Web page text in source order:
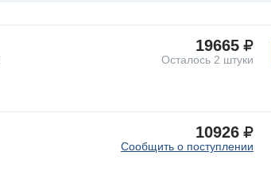
19665
Осталось 2 штуки
10926
Сообщить о поступлении